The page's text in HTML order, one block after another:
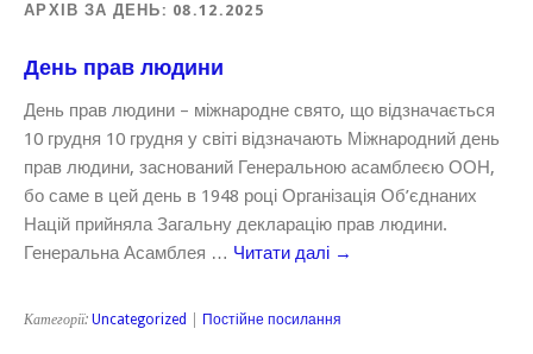
АРХІВ ЗА ДЕНЬ: 08.12.2025
День прав людини
День прав людини – міжнародне свято, що відзначається
10 грудня 10 грудня у світі відзначають Міжнародний день
прав людини, заснований Генеральною асамблеєю ООН,
бо саме в цей день в 1948 році Організація Об’єднаних
Націй прийняла Загальну декларацію прав людини.
Генеральна Асамблея … Читати далі →
Категорії: Uncategorized Постійне посилання